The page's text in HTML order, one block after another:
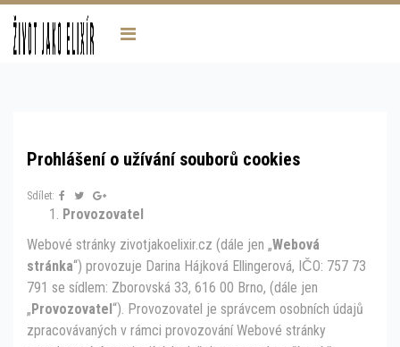
Prohlášení o užívání souborů cookies
Sdílet:
Provozovatel
Webové stránky zivotjakoelixir.cz (dále jen „Webová
stránka“) provozuje Darina Hájková Ellingerová, IČO: 757 73
791 se sídlem: Zborovská 33, 616 00 Brno, (dále jen
„Provozovatel“). Provozovatel je správcem osobních údajů
zpracovávaných v rámci provozování Webové stránky